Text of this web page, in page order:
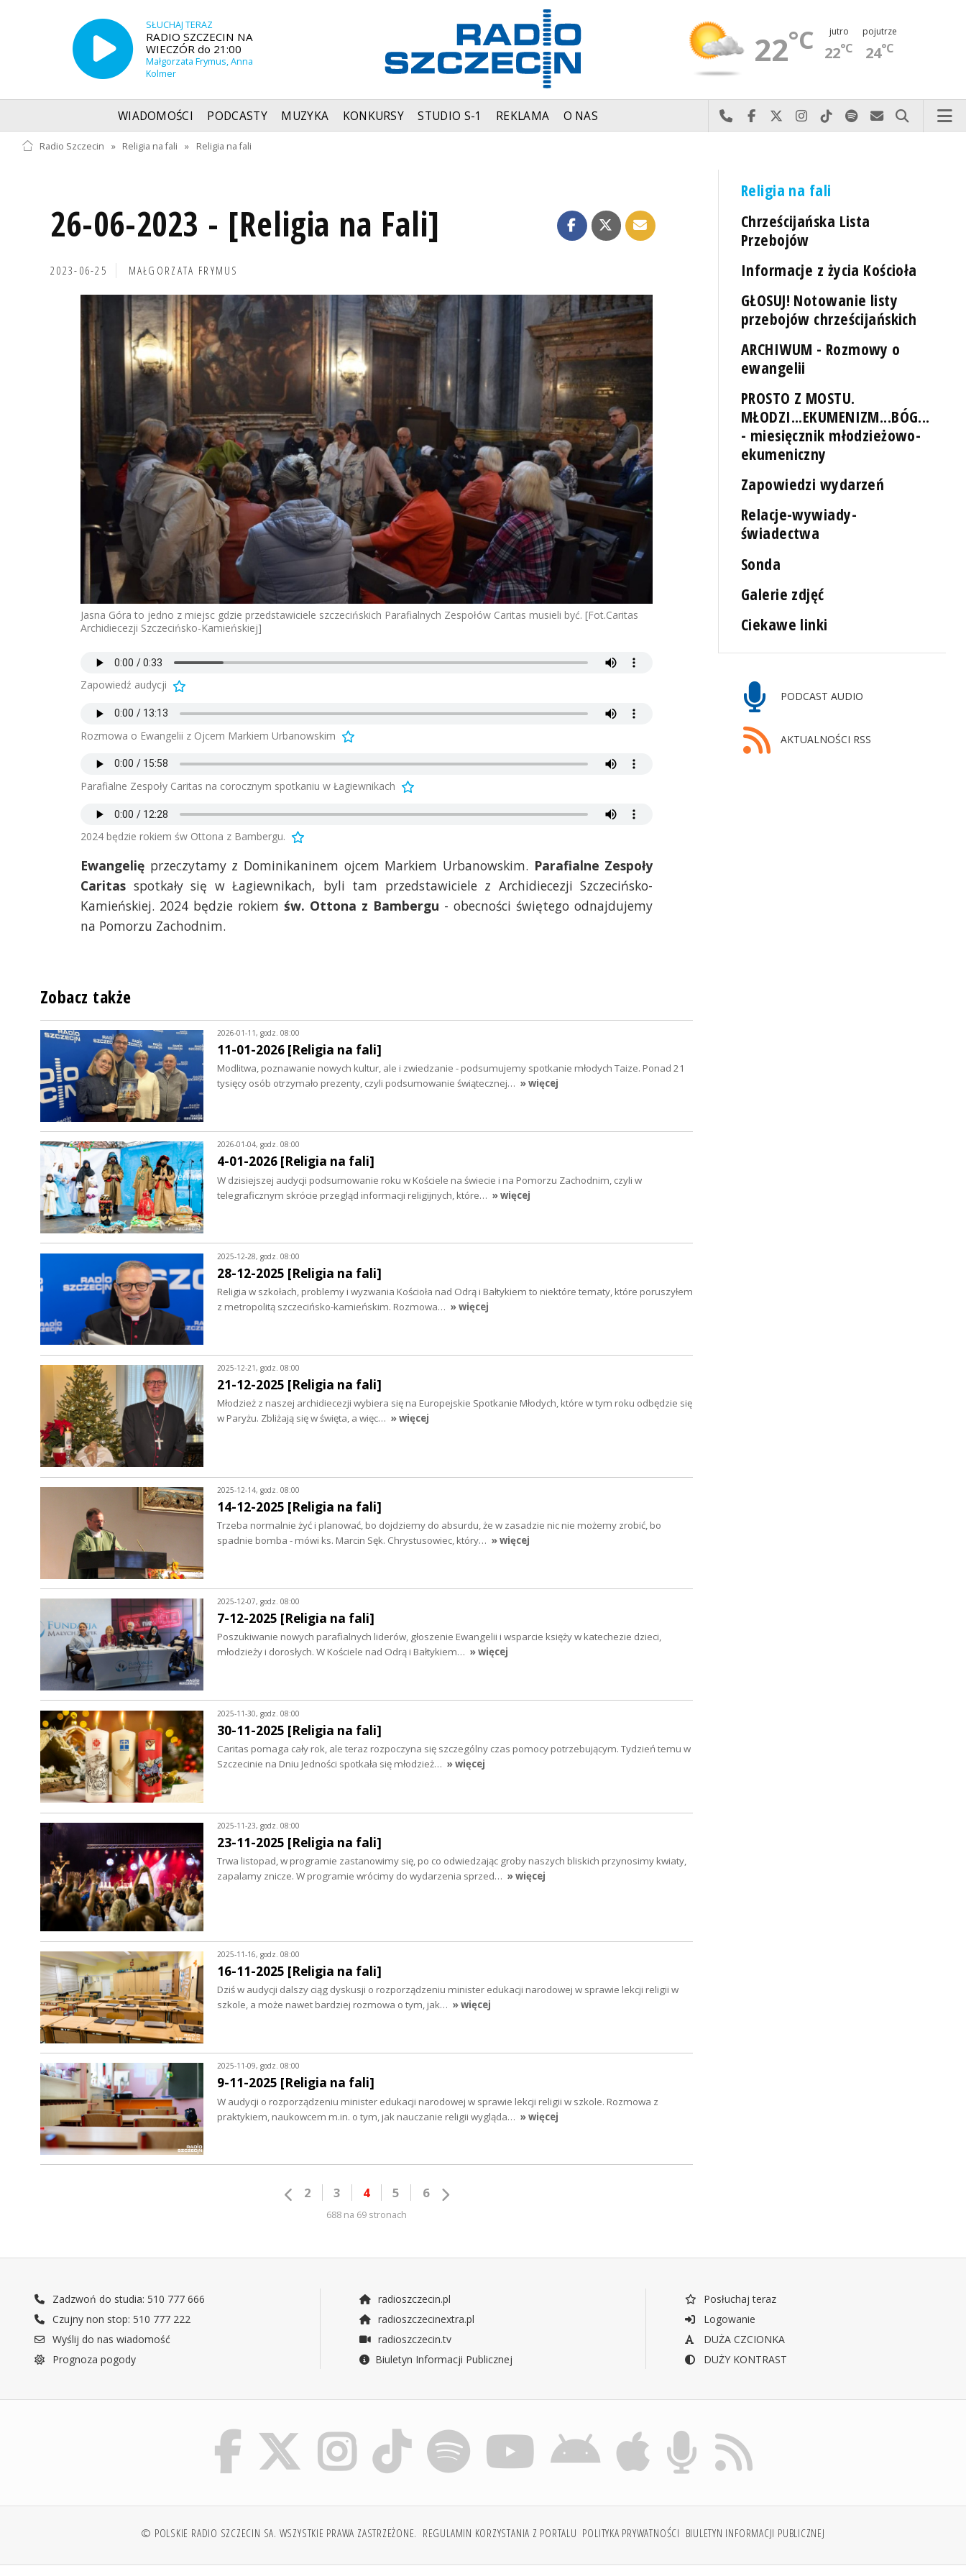
SŁUCHAJ TERAZ
RADIO SZCZECIN NA
WIECZÓR do 21:00
Małgorzata Frymus, Anna
Kolmer
22°C jutro
22°C
pojutrze
24°C
WIADOMOŚCI PODCASTY MUZYKA KONKURSY STUDIO S-1 REKLAMA O NAS Najlepiej po prostu do nas zadzwoń
Odwiedź nas na Facebook-u
Odwiedź nas na X
Odwiedź nas na Instagram-ie
Odwiedź nas na TikTok-u
Szukaj nas na Spotify
Wyślij do nas
Szukaj
Radio Szczecin » Religia na fali » Religia na fali
26-06-2023 - [Religia na Fali]
2023-06-25 MAŁGORZATA FRYMUS
Jasna Góra to jedno z miejsc gdzie przedstawiciele szczecińskich Parafialnych Zespołów Caritas musieli być. [Fot.Caritas
Archidiecezji Szczecińsko-Kamieńskiej]
Zapowiedź audycji
Rozmowa o Ewangelii z Ojcem Markiem Urbanowskim
Parafialne Zespoły Caritas na corocznym spotkaniu w Łagiewnikach
2024 będzie rokiem św Ottona z Bambergu.
Ewangelię przeczytamy z Dominikaninem ojcem Markiem Urbanowskim. Parafialne Zespoły
Caritas spotkały się w Łagiewnikach, byli tam przedstawiciele z Archidiecezji Szczecińsko-
Kamieńskiej. 2024 będzie rokiem św. Ottona z Bambergu - obecności świętego odnajdujemy
na Pomorzu Zachodnim.
Religia na fali
Chrześcijańska Lista
Przebojów
Informacje z życia Kościoła
GŁOSUJ! Notowanie listy
przebojów chrześcijańskich
ARCHIWUM - Rozmowy o
ewangelii
PROSTO Z MOSTU.
MŁODZI...EKUMENIZM...BÓG...
- miesięcznik młodzieżowo-
ekumeniczny
Zapowiedzi wydarzeń
Relacje-wywiady-
świadectwa
Sonda
Galerie zdjęć
Ciekawe linki
PODCAST AUDIO
AKTUALNOŚCI RSS
Zobacz także
2026-01-11, godz. 08:00
11-01-2026 [Religia na fali]
Modlitwa, poznawanie nowych kultur, ale i zwiedzanie - podsumujemy spotkanie młodych Taize. Ponad 21
tysięcy osób otrzymało prezenty, czyli podsumowanie świątecznej… » więcej
2026-01-04, godz. 08:00
4-01-2026 [Religia na fali]
W dzisiejszej audycji podsumowanie roku w Kościele na świecie i na Pomorzu Zachodnim, czyli w
telegraficznym skrócie przegląd informacji religijnych, które… » więcej
2025-12-28, godz. 08:00
28-12-2025 [Religia na fali]
Religia w szkołach, problemy i wyzwania Kościoła nad Odrą i Bałtykiem to niektóre tematy, które poruszyłem
z metropolitą szczecińsko-kamieńskim. Rozmowa… » więcej
2025-12-21, godz. 08:00
21-12-2025 [Religia na fali]
Młodzież z naszej archidiecezji wybiera się na Europejskie Spotkanie Młodych, które w tym roku odbędzie się
w Paryżu. Zbliżają się w święta, a więc… » więcej
2025-12-14, godz. 08:00
14-12-2025 [Religia na fali]
Trzeba normalnie żyć i planować, bo dojdziemy do absurdu, że w zasadzie nic nie możemy zrobić, bo
spadnie bomba - mówi ks. Marcin Sęk. Chrystusowiec, który… » więcej
2025-12-07, godz. 08:00
7-12-2025 [Religia na fali]
Poszukiwanie nowych parafialnych liderów, głoszenie Ewangelii i wsparcie księży w katechezie dzieci,
młodzieży i dorosłych. W Kościele nad Odrą i Bałtykiem… » więcej
2025-11-30, godz. 08:00
30-11-2025 [Religia na fali]
Caritas pomaga cały rok, ale teraz rozpoczyna się szczególny czas pomocy potrzebującym. Tydzień temu w
Szczecinie na Dniu Jedności spotkała się młodzież… » więcej
2025-11-23, godz. 08:00
23-11-2025 [Religia na fali]
Trwa listopad, w programie zastanowimy się, po co odwiedzając groby naszych bliskich przynosimy kwiaty,
zapalamy znicze. W programie wrócimy do wydarzenia sprzed… » więcej
2025-11-16, godz. 08:00
16-11-2025 [Religia na fali]
Dziś w audycji dalszy ciąg dyskusji o rozporządzeniu minister edukacji narodowej w sprawie lekcji religii w
szkole, a może nawet bardziej rozmowa o tym, jak… » więcej
2025-11-09, godz. 08:00
9-11-2025 [Religia na fali]
W audycji o rozporządzeniu minister edukacji narodowej w sprawie lekcji religii w szkole. Rozmowa z
praktykiem, naukowcem m.in. o tym, jak nauczanie religii wygląda… » więcej
2 3 4 5 6
688 na 69 stronach
Zadzwoń do studia: 510 777 666
Czujny non stop: 510 777 222
Wyślij do nas wiadomość
Prognoza pogody
radioszczecin.pl
radioszczecinextra.pl
radioszczecin.tv
Biuletyn Informacji Publicznej
Posłuchaj teraz
Logowanie
DUŻA CZCIONKA
DUŻY KONTRAST
© POLSKIE RADIO SZCZECIN SA. WSZYSTKIE PRAWA ZASTRZEŻONE. REGULAMIN KORZYSTANIA Z PORTALU POLITYKA PRYWATNOŚCI BIULETYN INFORMACJI PUBLICZNEJ